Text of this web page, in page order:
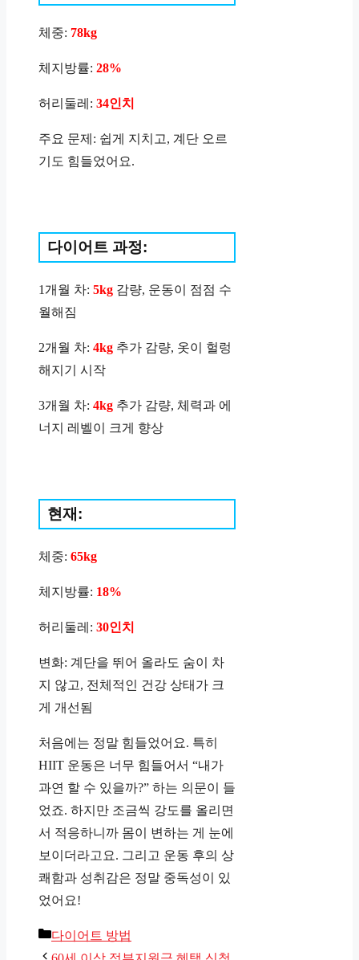
체중: 78kg
체지방률: 28%
허리둘레: 34인치
주요 문제: 쉽게 지치고, 계단 오르
기도 힘들었어요.
다이어트 과정:
1개월 차: 5kg 감량, 운동이 점점 수
월해짐
2개월 차: 4kg 추가 감량, 옷이 헐렁
해지기 시작
3개월 차: 4kg 추가 감량, 체력과 에
너지 레벨이 크게 향상
현재:
체중: 65kg
체지방률: 18%
허리둘레: 30인치
변화: 계단을 뛰어 올라도 숨이 차
지 않고, 전체적인 건강 상태가 크
게 개선됨
처음에는 정말 힘들었어요. 특히
HIIT 운동은 너무 힘들어서 “내가
과연 할 수 있을까?” 하는 의문이 들
었죠. 하지만 조금씩 강도를 올리면
서 적응하니까 몸이 변하는 게 눈에
보이더라고요. 그리고 운동 후의 상
쾌함과 성취감은 정말 중독성이 있
었어요!
카
테
다이어트 방법